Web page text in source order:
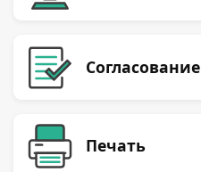
Согласование
Печать